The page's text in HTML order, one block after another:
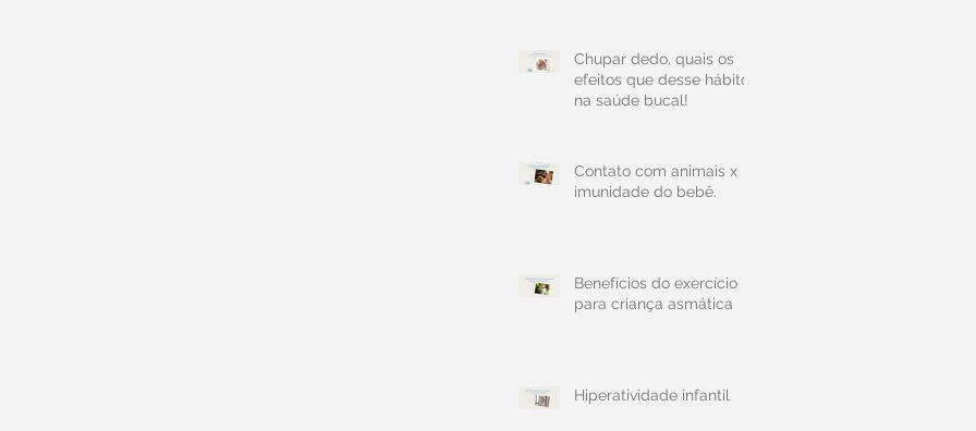
Chupar dedo, quais os
efeitos que desse hábito
na saúde bucal!
Contato com animais x
imunidade do bebê.
Benefícios do exercício
para criança asmática
Hiperatividade infantil